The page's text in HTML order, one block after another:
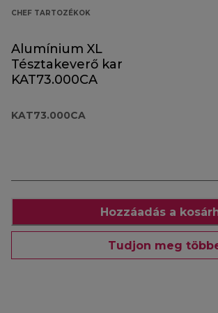
CHEF TARTOZÉKOK
Alumínium XL
Tésztakeverő kar
KAT73.000CA
KAT73.000CA
Hozzáadás a
Tudjon meg